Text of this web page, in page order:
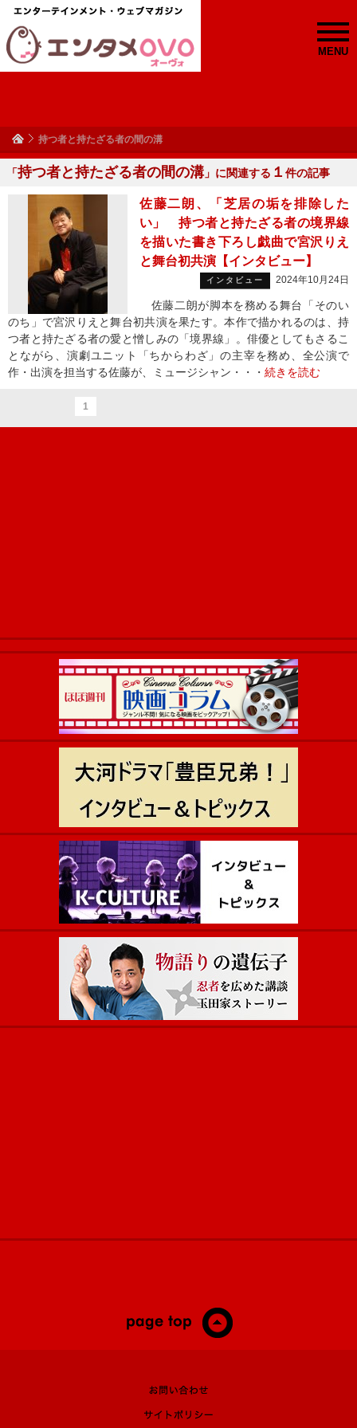
MENU
持つ者と持たざる者の間の溝
「持つ者と持たざる者の間の溝」に関連する １ 件の記事
佐藤二朗、「芝居の垢を排除した
い」 持つ者と持たざる者の境界線
を描いた書き下ろし戯曲で宮沢りえ
と舞台初共演【インタビュー】
インタビュー 2024年10月24日
佐藤二朗が脚本を務める舞台「そのい
のち」で宮沢りえと舞台初共演を果たす。本作で描かれるのは、持
つ者と持たざる者の愛と憎しみの「境界線」。俳優としてもさるこ
とながら、演劇ユニット「ちからわざ」の主宰を務め、全公演で
作・出演を担当する佐藤が、ミュージシャン・・・ 続きを読む
1